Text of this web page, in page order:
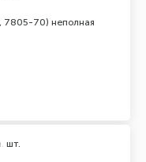
70) неполная
шт.